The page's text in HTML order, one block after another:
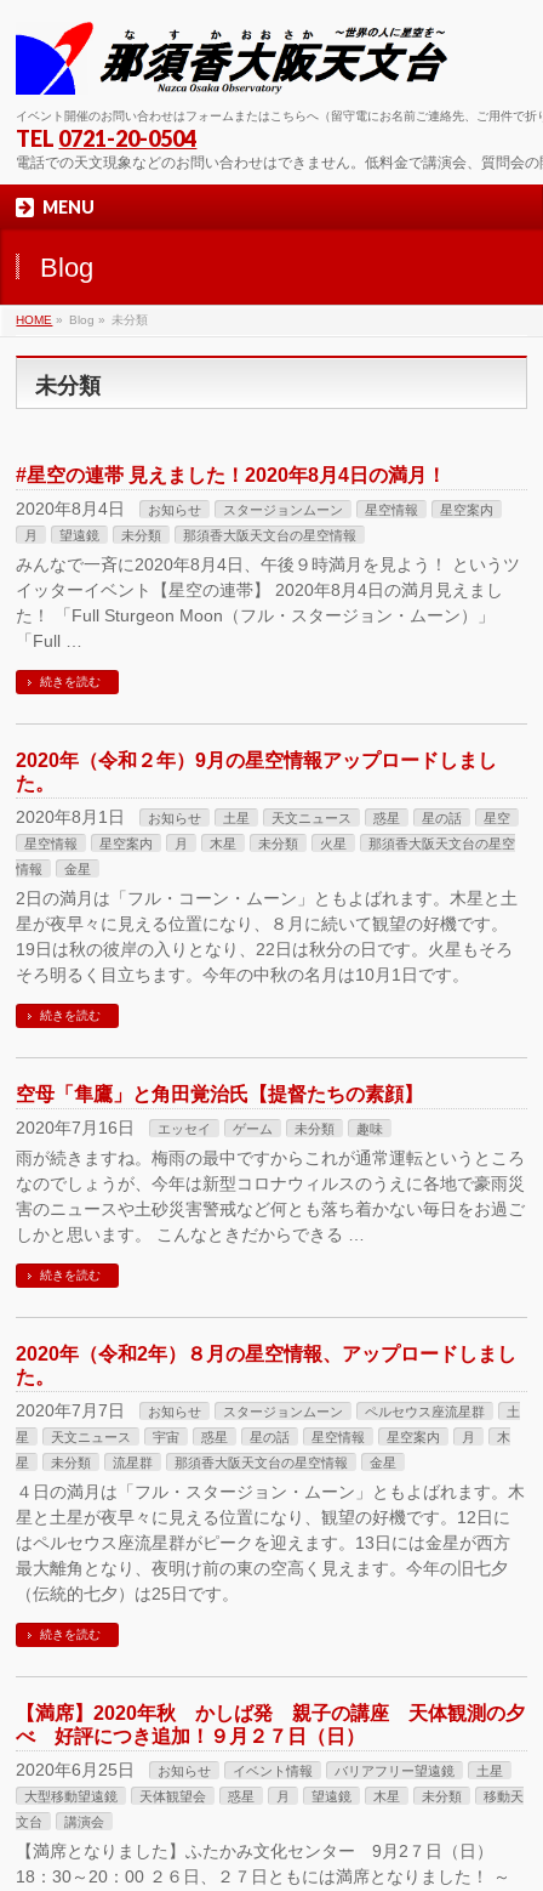
イベント開催のお問い合わせはフォームまたはこちらへ（留守電にお名前ご連絡先、ご用件で折
TEL 0721-20-0504
電話での天文現象などのお問い合わせはできません。低料金で講演会、質問会
MENU
Blog
HOME » Blog » 未分類
未分類
#星空の連帯 見えました！2020年8月4日の満月！
2020年8月4日 お知らせ スタージョンムーン 星空情報
星空案内
月
望遠鏡 未分類 那須香大阪天文台の星空情報
みんなで一斉に2020年8月4日、午後９時満月を見よう！ というツ
イッターイベント【星空の連帯】 2020年8月4日の満月見えまし
た！ 「Full Sturgeon Moon（フル・スタージョン・ムーン）」
「Full …
続きを読む
2020年（令和２年）9月の星空情報アップロードしまし
た。
2020年8月1日 お知らせ 土星 天文ニュース 惑星 星の話
星空
星空情報
星空案内 月 木星 未分類 火星
那須香大阪天文台の星空
情報
金星
2日の満月は「フル・コーン・ムーン」ともよばれます。木星と土
星が夜早々に見える位置になり、８月に続いて観望の好機です。
19日は秋の彼岸の入りとなり、22日は秋分の日です。火星もそろ
そろ明るく目立ちます。今年の中秋の名月は10月1日です。
続きを読む
空母「隼鷹」と角田覚治氏【提督たちの素顔】
2020年7月16日 エッセイ ゲーム 未分類 趣味
雨が続きますね。梅雨の最中ですからこれが通常運転というところ
なのでしょうが、今年は新型コロナウィルスのうえに各地で豪雨災
害のニュースや土砂災害警戒など何とも落ち着かない毎日をお過ご
しかと思います。 こんなときだからできる …
続きを読む
2020年（令和2年）８月の星空情報、アップロードしまし
た。
2020年7月7日 お知らせ スタージョンムーン ペルセウス座流星群
土
星
天文ニュース 宇宙 惑星 星の話 星空情報 星空案内 月
木
星
未分類 流星群 那須香大阪天文台の星空情報 金星
４日の満月は「フル・スタージョン・ムーン」ともよばれます。木
星と土星が夜早々に見える位置になり、観望の好機です。12日に
はペルセウス座流星群がピークを迎えます。13日には金星が西方
最大離角となり、夜明け前の東の空高く見えます。今年の旧七夕
（伝統的七夕）は25日です。
続きを読む
【満席】2020年秋 かしば発 親子の講座 天体観測の夕
べ 好評につき追加！９月２７日（日）
2020年6月25日 お知らせ イベント情報 バリアフリー望遠鏡
土星
大型移動望遠鏡
天体観望会 惑星 月 望遠鏡 木星 未分類
移動天
文台
講演会
【満席となりました】ふたかみ文化センター 9月2７日（日）
18：30～20：00 ２６日、２７日ともには満席となりました！ ～